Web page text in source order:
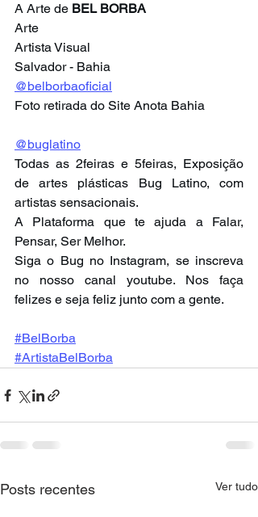
A Arte de BEL BORBA
Arte
Artista Visual
Salvador - Bahia
@belborbaoficial
Foto retirada do Site Anota Bahia
@buglatino
Todas as 2feiras e 5feiras, Exposição
de artes plásticas Bug Latino, com
artistas sensacionais.
A Plataforma que te ajuda a Falar,
Pensar, Ser Melhor.
Siga o Bug no Instagram, se inscreva
no nosso canal youtube. Nos faça
felizes e seja feliz junto com a gente.
#BelBorba
#ArtistaBelBorba
Posts recentes Ver tudo